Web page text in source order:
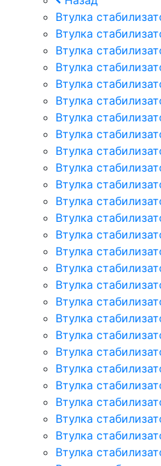
Втулка
Втулка
Втулка
Втулка
Втулка
Втулка
Втулка
Втулка
Втулка
Втулка
Втулка
Втулка
Втулка
Втулка
Втулка
Втулка
Втулка
Втулка
Втулка
Втулка
Втулка
Втулка
Втулка
Втулка
Втулка
Втулка
Втулка